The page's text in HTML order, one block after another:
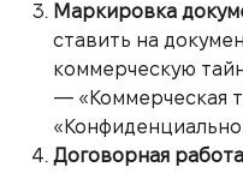
Маркировка
ставить на
коммерческую
— «Коммерческая
Договорная